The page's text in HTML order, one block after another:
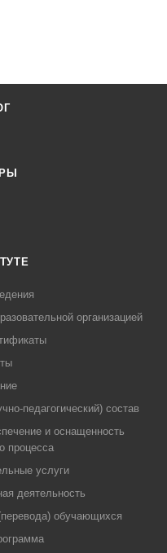
организацией
педагогический) состав
и оснащенность
процесса
услуги
деятельность
обучающихся